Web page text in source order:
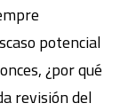
potencial
¿por qué
revisión del